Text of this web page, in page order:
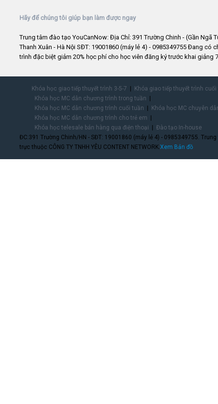
Hãy để chúng tôi giúp bạn làm được ngay
Trung tâm đào tạo YouCanNow: Địa Chỉ: 391 Trường Chinh - (Gần Ngã
Thanh Xuân - Hà Nội SĐT: 19001860 (máy lẻ 4) - 0985349755 Đang có
trình đặc biệt giảm 20% học phí cho học viên đăng ký trước khai giảng
Khóa học giao tiếp thuyết trình 3-5-7
Khóa giao tiếp thuyết trình
Khóa học MC dẫn chương trình trong tuần
Khóa học MC dẫn chương trình cuối tuần
Khóa học MC chuyên
Khóa học MC dẫn chương trình cho trẻ em
Khóa học telesale bán hàng qua điện thoại
Đào tạo In-house
ĐC:391 Trường Chinh/HN - SĐT: 19001860 (máy lẻ 4) - 0985349755.
trực thuộc CÔNG TY TNHH YÊU CONTENT NETWORK.Xem Bản đồ